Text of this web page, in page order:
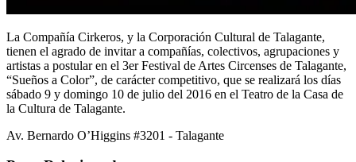
La Compañía Cirkeros, y la Corporación Cultural de Talagante,
tienen el agrado de invitar a compañías, colectivos, agrupaciones y
artistas a postular en el 3er Festival de Artes Circenses de Talagante,
“Sueños a Color”, de carácter competitivo, que se realizará los días
sábado 9 y domingo 10 de julio del 2016 en el Teatro de la Casa de
la Cultura de Talagante.
Av. Bernardo O’Higgins #3201 - Talagante